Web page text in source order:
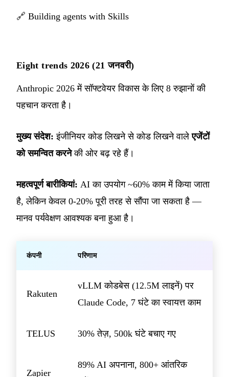
🔗 Building agents with Skills
Eight trends 2026 (21 जनवरी)
Anthropic 2026 में सॉफ्टवेयर विकास के लिए 8 रुझानों की
पहचान करता है।
मुख्य संदेश: इंजीनियर कोड लिखने से कोड लिखने वालेएजेंटों
को समन्वित करनेकी ओर बढ़ रहे हैं।
महत्वपूर्ण बारीकियां: AI का उपयोग ~60% काम में किया जाता
है, लेकिन केवल 0-20% पूरी तरह से सौंपा जा सकता है —
मानव पर्यवेक्षण आवश्यक बना हुआ है।
कंपनी परिणाम
Rakuten
vLLM कोडबेस (12.5M लाइनें) पर
Claude Code, 7 घंटे का स्वायत्त काम
TELUS 30% तेज़, 500k घंटे बचाए गए
Zapier
89% AI अपनाना, 800+ आंतरिक